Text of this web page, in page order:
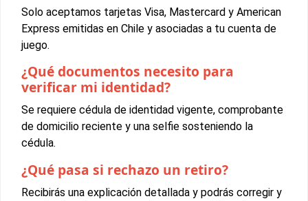
Solo aceptamos tarjetas Visa, Mastercard y American
Express emitidas en Chile y asociadas a tu cuenta de
juego.
¿Qué documentos necesito para
verificar mi identidad?
Se requiere cédula de identidad vigente, comprobante
de domicilio reciente y una selfie sosteniendo la
cédula.
¿Qué pasa si rechazo un retiro?
Recibirás una explicación detallada y podrás corregir y